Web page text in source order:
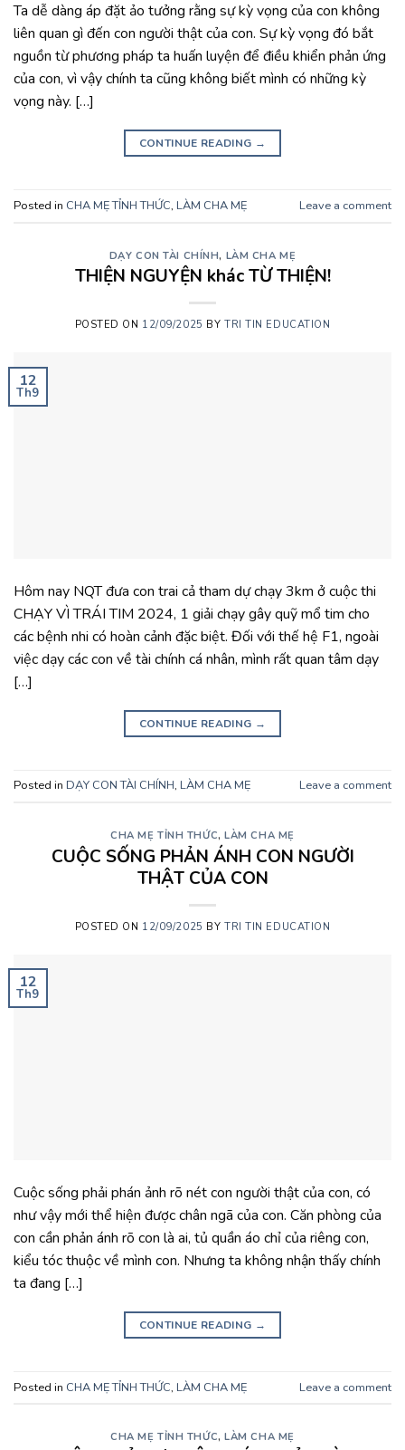
Ta dễ dàng áp đặt ảo tưởng rằng sự kỳ vọng của con không
liên quan gì đến con người thật của con. Sự kỳ vọng đó bắt
nguồn từ phương pháp ta huấn luyện để điều khiển phản ứng
của con, vì vậy chính ta cũng không biết mình có những kỳ
vọng này. […]
CONTINUE READING →
Posted in CHA MẸ TỈNH THỨC, LÀM CHA MẸ Leave a comment
DẠY CON TÀI CHÍNH, LÀM CHA MẸ
THIỆN NGUYỆN khác TỪ THIỆN!
POSTED ON 12/09/2025 BY TRI TIN EDUCATION
12
Th9
Hôm nay NQT đưa con trai cả tham dự chạy 3km ở cuộc thi
CHẠY VÌ TRÁI TIM 2024, 1 giải chạy gây quỹ mổ tim cho
các bệnh nhi có hoàn cảnh đặc biệt. Đối với thế hệ F1, ngoài
việc dạy các con về tài chính cá nhân, mình rất quan tâm dạy
[…]
CONTINUE READING →
Posted in DẠY CON TÀI CHÍNH, LÀM CHA MẸ Leave a comment
CHA MẸ TỈNH THỨC,LÀM CHA MẸ
CUỘC SỐNG PHẢN ÁNH CON NGƯỜI
THẬT CỦA CON
POSTED ON 12/09/2025 BY TRI TIN EDUCATION
12
Th9
Cuộc sống phải phán ảnh rõ nét con người thật của con, có
như vậy mới thể hiện được chân ngã của con. Căn phòng của
con cần phản ánh rõ con là ai, tủ quần áo chỉ của riêng con,
kiểu tóc thuộc về mình con. Nhưng ta không nhận thấy chính
ta đang […]
CONTINUE READING →
Posted in CHA MẸ TỈNH THỨC, LÀM CHA MẸ Leave a comment
CHA MẸ TỈNH THỨC,LÀM CHA MẸ